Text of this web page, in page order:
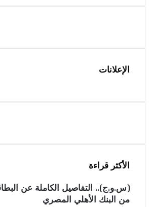
الإعلانات
الأكثر قراءة
(س.و.ج).. التفاصيل الكاملة عن
من البنك الأهلي المصري